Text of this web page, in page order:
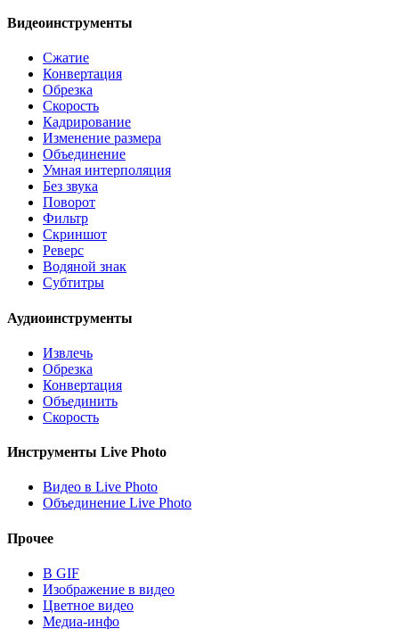
Видеоинструменты
Сжатие
Конвертация
Обрезка
Скорость
Кадрирование
Изменение размера
Объединение
Умная интерполяция
Без звука
Поворот
Фильтр
Скриншот
Реверс
Водяной знак
Субтитры
Аудиоинструменты
Извлечь
Обрезка
Конвертация
Объединить
Скорость
Инструменты Live Photo
Видео в Live Photo
Объединение Live Photo
Прочее
В GIF
Изображение в видео
Цветное видео
Медиа-инфо